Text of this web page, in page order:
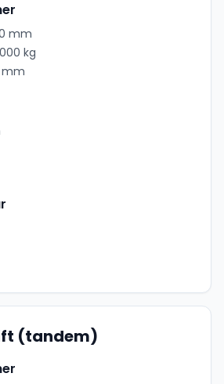
mm
kg
mm
(tandem)